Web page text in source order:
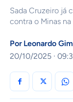
Sada Cruzeiro já
contra o Minas
Por Leonardo
20/10/2025 ·